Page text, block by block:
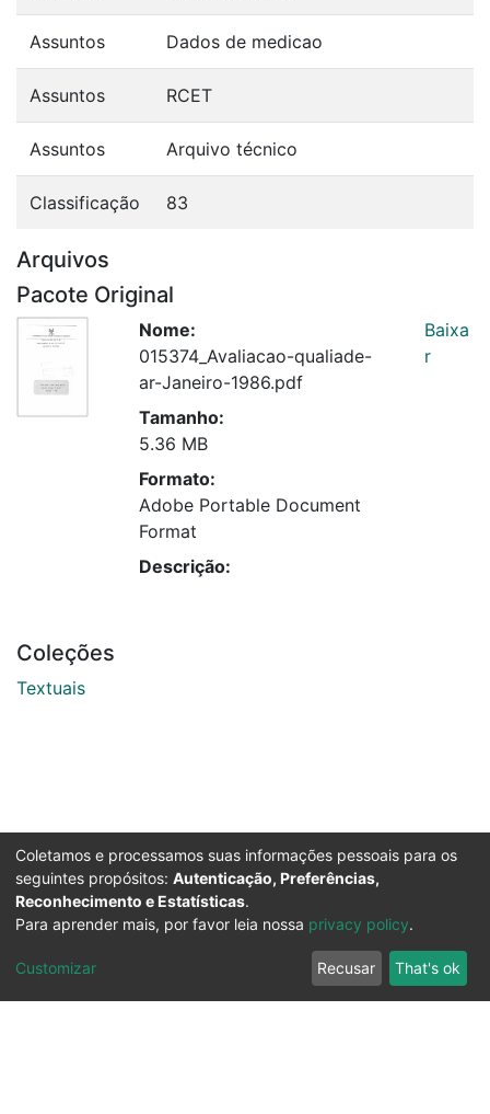
Assuntos Dados de medicao
Assuntos RCET
Assuntos Arquivo técnico
Classificação 83
Arquivos
Pacote Original
Nome:
015374_Avaliacao-qualiade-
ar-Janeiro-1986.pdf
Tamanho:
5.36 MB
Formato:
Adobe Portable Document
Format
Descrição:
Baixa
r
Coleções
Textuais
Coletamos e processamos suas informações pessoais para os
seguintes propósitos: Autenticação, Preferências,
Reconhecimento e Estatísticas.
Para aprender mais, por favor leia nossa privacy policy.
Customizar Recusar That's ok